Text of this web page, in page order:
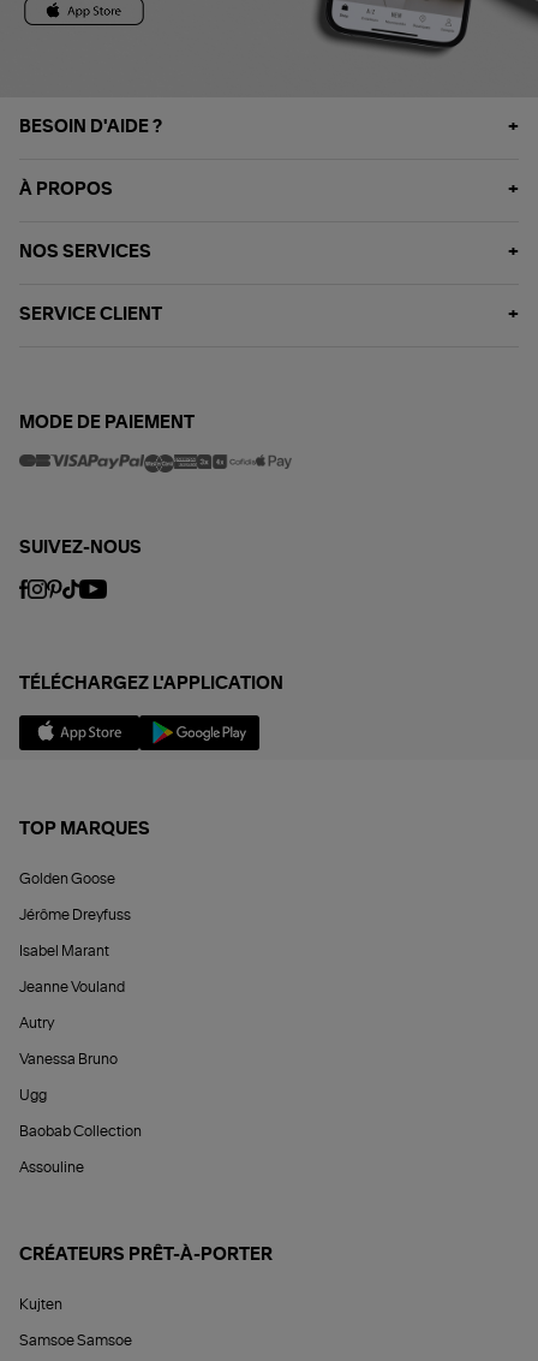
BESOIN D'AIDE ?
À PROPOS
NOS SERVICES
SERVICE CLIENT
MODE DE PAIEMENT
SUIVEZ-NOUS
TÉLÉCHARGEZ L'APPLICATION
TOP MARQUES
Golden Goose
Jérôme Dreyfuss
Isabel Marant
Jeanne Vouland
Autry
Vanessa Bruno
Ugg
Baobab Collection
Assouline
CRÉATEURS PRÊT-À-PORTER
Kujten
Samsoe Samsoe